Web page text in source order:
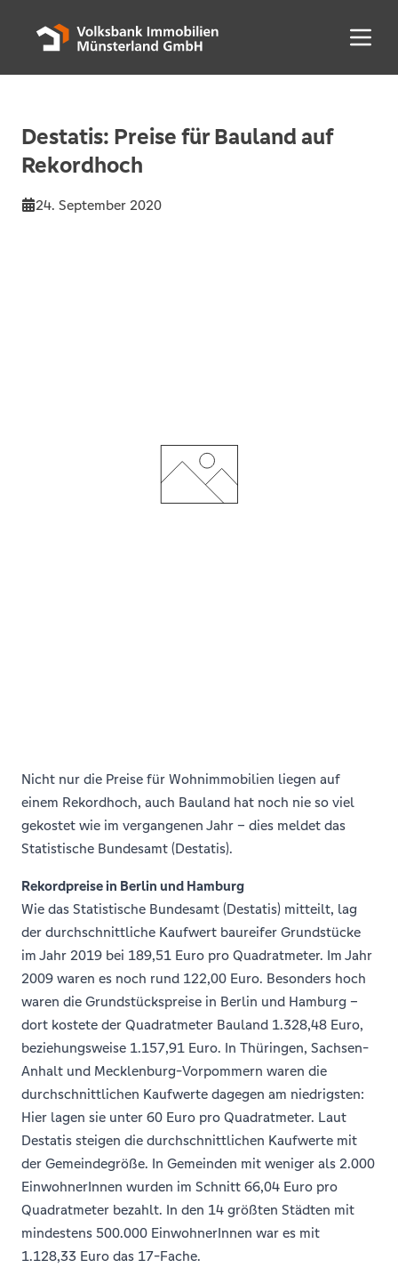
Menü
Destatis: Preise für Bauland auf
Rekordhoch
24. September 2020
Nicht nur die Preise für Wohnimmobilien liegen auf
einem Rekordhoch, auch Bauland hat noch nie so viel
gekostet wie im vergangenen Jahr – dies meldet das
Statistische Bundesamt (Destatis).
Rekordpreise in Berlin und Hamburg
Wie das Statistische Bundesamt (Destatis) mitteilt, lag
der durchschnittliche Kaufwert baureifer Grundstücke
im Jahr 2019 bei 189,51 Euro pro Quadratmeter. Im Jahr
2009 waren es noch rund 122,00 Euro. Besonders hoch
waren die Grundstückspreise in Berlin und Hamburg –
dort kostete der Quadratmeter Bauland 1.328,48 Euro,
beziehungsweise 1.157,91 Euro. In Thüringen, Sachsen-
Anhalt und Mecklenburg-Vorpommern waren die
durchschnittlichen Kaufwerte dagegen am niedrigsten:
Hier lagen sie unter 60 Euro pro Quadratmeter. Laut
Destatis steigen die durchschnittlichen Kaufwerte mit
der Gemeindegröße. In Gemeinden mit weniger als 2.000
EinwohnerInnen wurden im Schnitt 66,04 Euro pro
Quadratmeter bezahlt. In den 14 größten Städten mit
mindestens 500.000 EinwohnerInnen war es mit
1.128,33 Euro das 17-Fache.